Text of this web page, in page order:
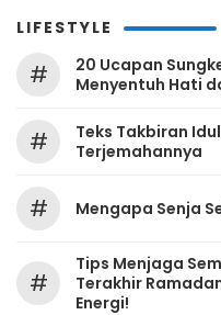
LIFESTYLE
#
20 Ucapan
Menyentuh Hati
#
Teks Takbiran
Terjemahannya
# Mengapa Senja
#
Tips Menjaga
Terakhir
Energi!